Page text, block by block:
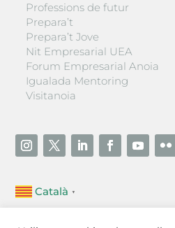
Professions de futur
Prepara’t
Prepara’t Jove
Nit Empresarial UEA
Forum Empresarial Anoia
Igualada Mentoring
Visitanoia
Català ▼